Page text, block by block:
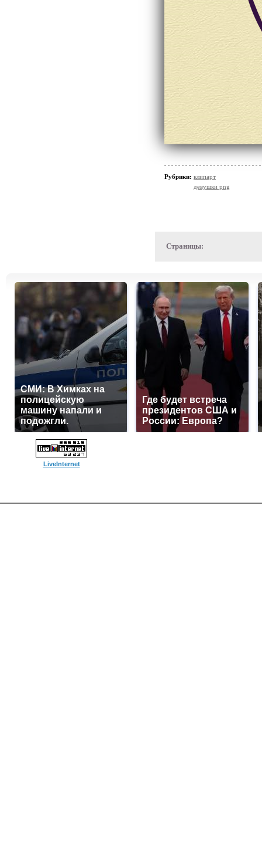
Рубрики: клипарт
девушки png
Страницы:
СМИ: В Химках на
полицейскую
машину напали и
подожгли.
Где будет встреча
президентов США и
России: Европа?
LiveInternet